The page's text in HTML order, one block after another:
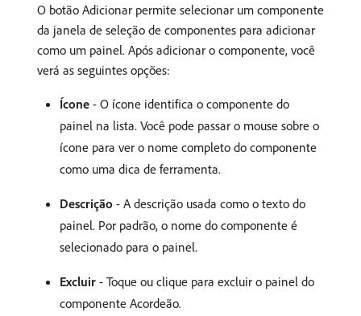
O botão Adicionar permite selecionar um componente
da janela de seleção de componentes para adicionar
como um painel. Após adicionar o componente, você
verá as seguintes opções:
Ícone - O ícone identifica o componente do
painel na lista. Você pode passar o mouse sobre o
ícone para ver o nome completo do componente
como uma dica de ferramenta.
Descrição - A descrição usada como o texto do
painel. Por padrão, o nome do componente é
selecionado para o painel.
Excluir - Toque ou clique para excluir o painel do
componente Acordeão.